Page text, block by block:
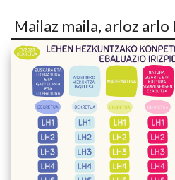
Mailaz maila, arloz